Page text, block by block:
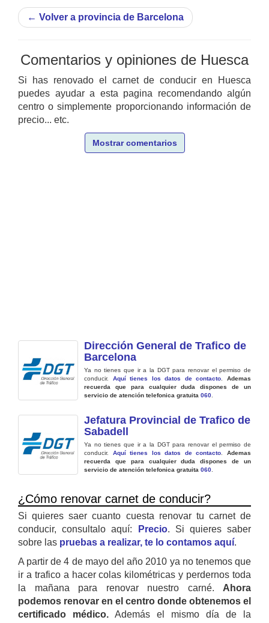
← Volver a provincia de Barcelona
Comentarios y opiniones de Huesca
Si has renovado el carnet de conducir en Huesca
puedes ayudar a esta pagina recomendando algún
centro o simplemente proporcionando información de
precio... etc.
Mostrar comentarios
Dirección General de Trafico de
Barcelona
Ya no tienes que ir a la DGT para renovar el permiso de
conducir. Aquí tienes los datos de contacto .Ademas
recuerda que para cualquier duda dispones de un
servicio de atención telefonica gratuita 060
Jefatura Provincial de Trafico de
Sabadell
Ya no tienes que ir a la DGT para renovar el permiso de
conducir. Aquí tienes los datos de contacto .Ademas
recuerda que para cualquier duda dispones de un
servicio de atención telefonica gratuita 060
¿Cómo renovar carnet de conducir?
Si quieres saer cuanto cuesta renovar tu carnet de
conducir, consultalo aquí:
Precio. Si quieres saber
sobre las pruebas a realizar, te lo contamos aquí.
A partir de 4 de mayo del año 2010 ya no tenemos que
ir a trafico a hacer colas kilométricas y perdernos toda
la mañana para renovar nuestro carné. Ahora
podemos renovar en el centro donde obtenemos el
certificado médico. Además el mismo día de la